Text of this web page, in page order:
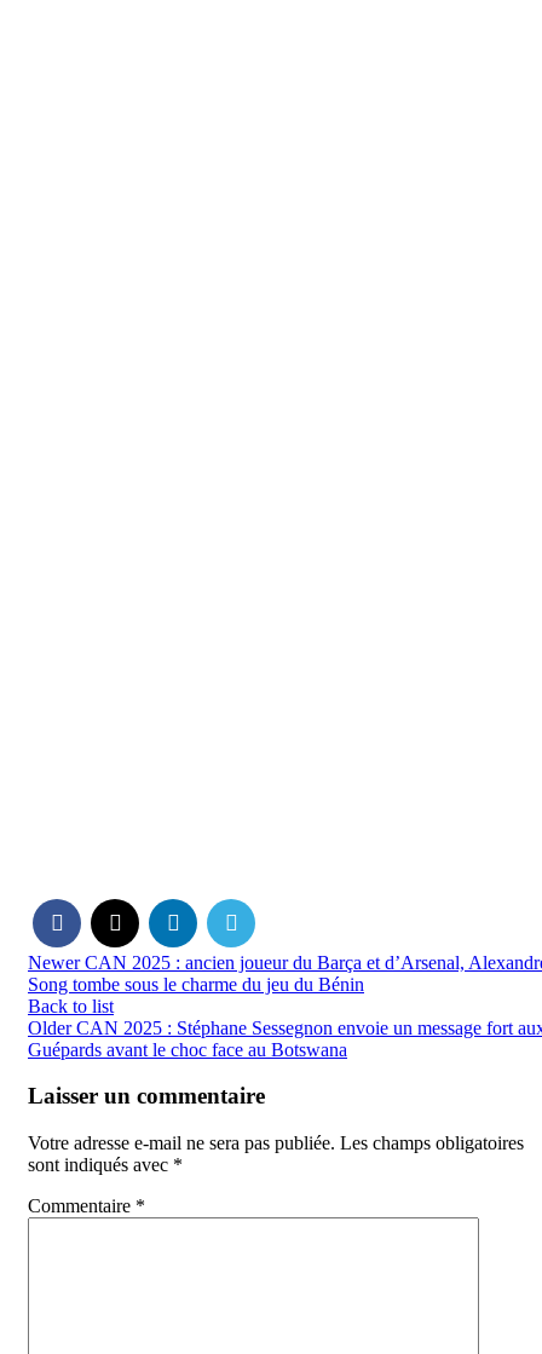
Newer CAN 2025 : ancien joueur du Barça et d’Arsenal,
Song tombe sous le charme du jeu du Bénin
Back to list
Older CAN 2025 : Stéphane Sessegnon envoie un message fort
Guépards avant le choc face au Botswana
Laisser un commentaire
Votre adresse e-mail ne sera pas publiée. Les champs obligatoires
sont indiqués avec *
Commentaire *